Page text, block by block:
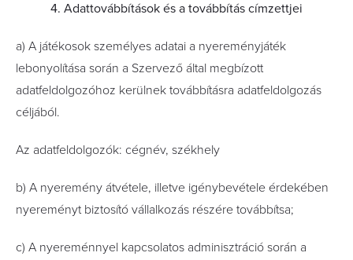
4. Adattovábbítások és a továbbítás címzettjei
a) A játékosok személyes adatai a nyereményjáték
lebonyolítása során a Szervező által megbízott
adatfeldolgozóhoz kerülnek továbbításra adatfeldolgozás
céljából.
Az adatfeldolgozók: cégnév, székhely
b) A nyeremény átvétele, illetve igénybevétele érdekében
nyereményt biztosító vállalkozás részére továbbítsa;
c) A nyereménnyel kapcsolatos adminisztráció során a